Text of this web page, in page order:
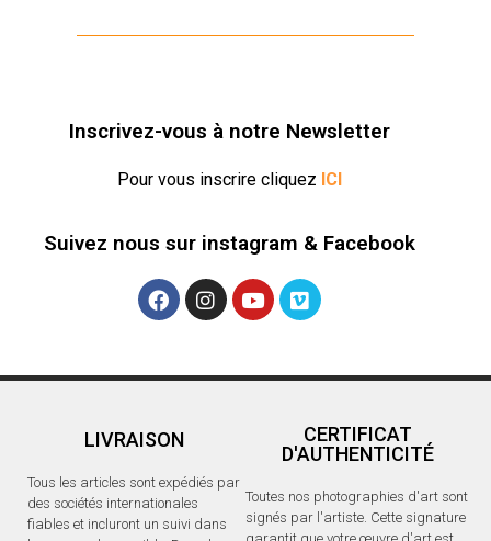
Inscrivez-vous à notre Newsletter
Pour vous inscrire cliquez ICI
Suivez nous sur instagram & Facebook
LIVRAISON
Tous les articles sont expédiés par
des sociétés internationales
fiables et incluront un suivi dans
CERTIFICAT
D'AUTHENTICITÉ
Toutes nos photographies d'art sont
signés par l'artiste. Cette signature